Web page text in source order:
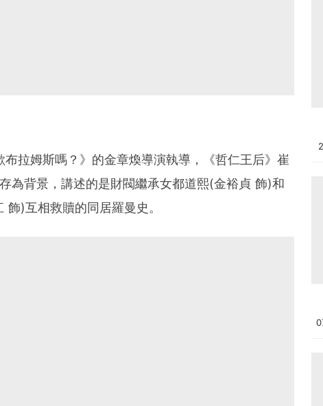
拉姆斯嗎？》的金章煥導演執導，《哲仁王后》崔
為背景，講述的是財閥繼承女都道熙(金裕貞 飾)和
)互相救贖的同居羅曼史。